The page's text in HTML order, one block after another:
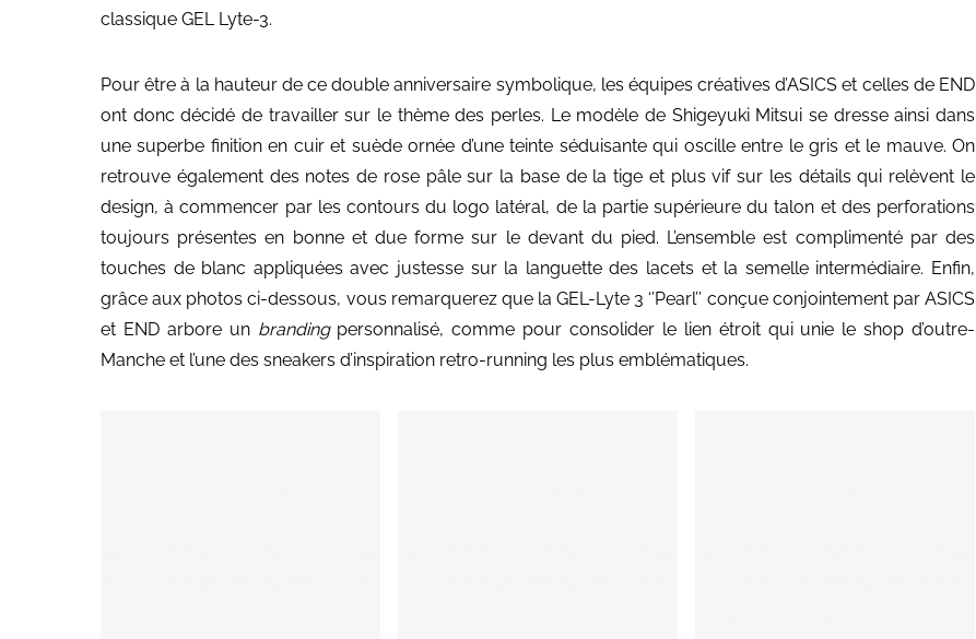
classique GEL Lyte-3.
Pour être à la hauteur de ce double anniversaire symbolique, les équipes créatives d’ASICS et celles de END
ont donc décidé de travailler sur le thème des perles. Le modèle de Shigeyuki Mitsui se dresse ainsi dans
une superbe finition en cuir et suède ornée d’une teinte séduisante qui oscille entre le gris et le mauve. On
retrouve également des notes de rose pâle sur la base de la tige et plus vif sur les détails qui relèvent le
design, à commencer par les contours du logo latéral, de la partie supérieure du talon et des perforations
toujours présentes en bonne et due forme sur le devant du pied. L’ensemble est complimenté par des
touches de blanc appliquées avec justesse sur la languette des lacets et la semelle intermédiaire. Enfin,
grâce aux photos ci-dessous, vous remarquerez que la GEL-Lyte 3 ‘’Pearl’’ conçue conjointement par ASICS
et END arbore un brandingpersonnalisé, comme pour consolider le lien étroit qui unie le shop d’outre-
Manche et l’une des sneakers d’inspiration retro-running les plus emblématiques.